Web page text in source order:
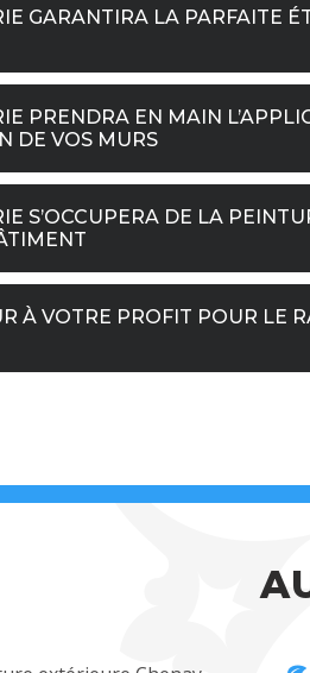
GARANTIRA LA PARFAITE
PRENDRA EN MAIN
DE VOS MURS
S’OCCUPERA DE LA
À VOTRE PROFIT POUR LE